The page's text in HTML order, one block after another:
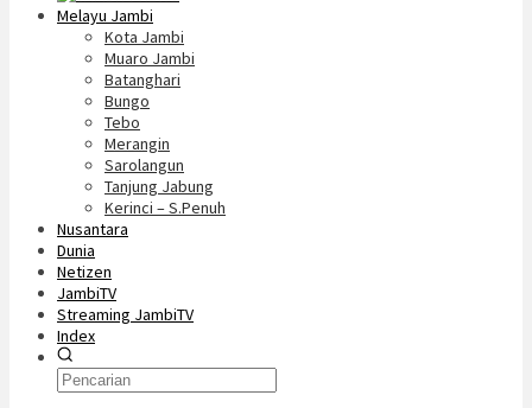
Melayu Jambi
Kota Jambi
Muaro Jambi
Batanghari
Bungo
Tebo
Merangin
Sarolangun
Tanjung Jabung
Kerinci – S.Penuh
Nusantara
Dunia
Netizen
JambiTV
Streaming JambiTV
Index